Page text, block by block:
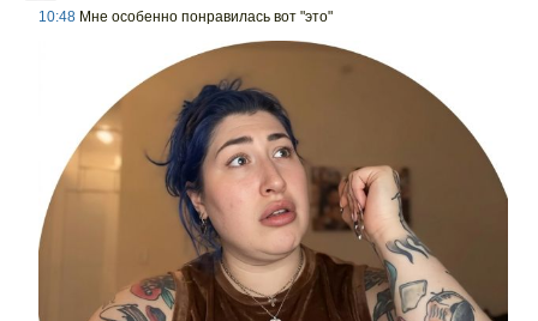
10:48 Мне особенно понравилась вот "это"